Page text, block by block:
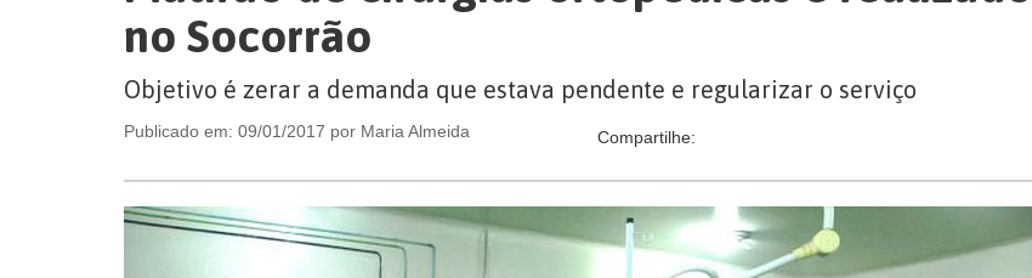
no Socorrão
Objetivo é zerar a demanda que estava pendente e regularizar o serviço
Publicado em: 09/01/2017 por Maria Almeida Compartilhe: